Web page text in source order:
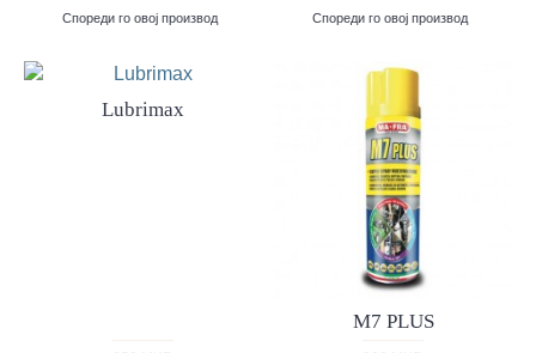
Спореди го овој производ
Спореди го овој производ
Lubrimax
M7 PLUS